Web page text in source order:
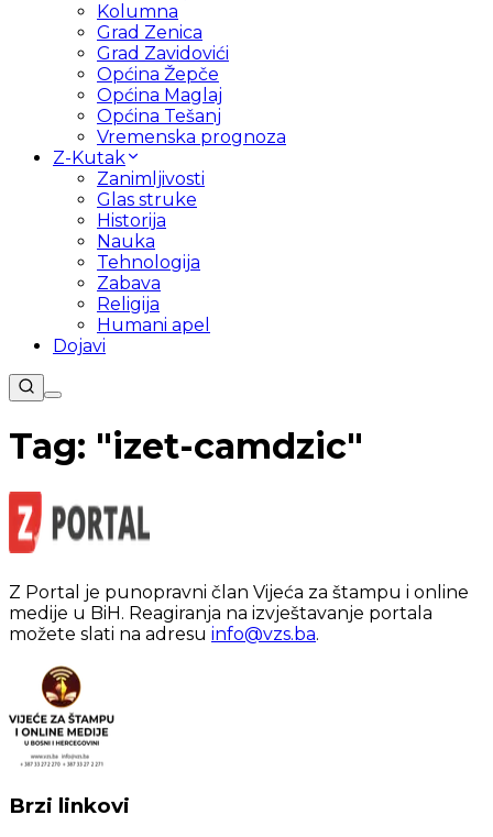
Kolumna
Grad Zenica
Grad Zavidovići
Općina Žepče
Općina Maglaj
Općina Tešanj
Vremenska prognoza
Z-Kutak
Zanimljivosti
Glas struke
Historija
Nauka
Tehnologija
Zabava
Religija
Humani apel
Dojavi
Tag: "izet-camdzic"
Z Portal je punopravni član Vijeća za štampu i online
medije u BiH. Reagiranja na izvještavanje portala
možete slati na adresu info@vzs.ba.
Brzi linkovi